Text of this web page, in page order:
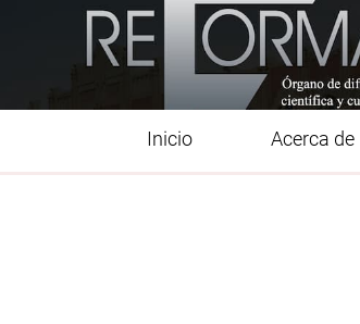
Ir al menú de navegación principal
Ir al contenido principal
Ir al pie de página del sitio
Menú principal
Inicio Acerca de